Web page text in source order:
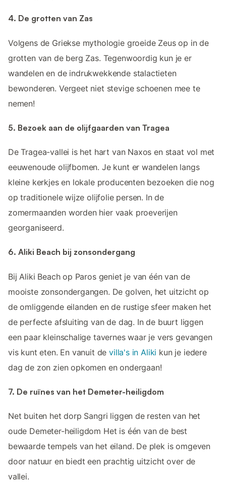
4. De grotten van Zas
Volgens de Griekse mythologie groeide Zeus op in de
grotten van de berg Zas. Tegenwoordig kun je er
wandelen en de indrukwekkende stalactieten
bewonderen. Vergeet niet stevige schoenen mee te
nemen!
5. Bezoek aan de olijfgaarden van Tragea
De Tragea-vallei is het hart van Naxos en staat vol met
eeuwenoude olijfbomen. Je kunt er wandelen langs
kleine kerkjes en lokale producenten bezoeken die nog
op traditionele wijze olijfolie persen. In de
zomermaanden worden hier vaak proeverijen
georganiseerd.
6. Aliki Beach bij zonsondergang
Bij Aliki Beach op Paros geniet je van één van de
mooiste zonsondergangen. De golven, het uitzicht op
de omliggende eilanden en de rustige sfeer maken het
de perfecte afsluiting van de dag. In de buurt liggen
een paar kleinschalige tavernes waar je vers gevangen
vis kunt eten. En vanuit devilla's in Aliki kun je iedere
dag de zon zien opkomen en ondergaan!
7. De ruïnes van het Demeter-heiligdom
Net buiten het dorp Sangri liggen de resten van het
oude Demeter-heiligdom Het is één van de best
bewaarde tempels van het eiland. De plek is omgeven
door natuur en biedt een prachtig uitzicht over de
vallei.